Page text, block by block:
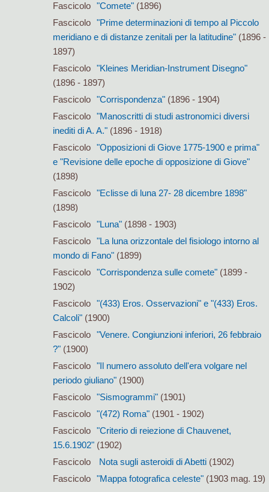
Fascicolo
"Comete"(1896)
Fascicolo
"Prime determinazioni di tempo al Piccolo
meridiano e di distanze zenitali per la latitudine"(1896 -
1897)
Fascicolo
"Kleines Meridian-Instrument Disegno"
(1896 - 1897)
Fascicolo
"Corrispondenza"(1896 - 1904)
Fascicolo
"Manoscritti di studi astronomici diversi
inediti di A. A."(1896 - 1918)
Fascicolo
"Opposizioni di Giove 1775-1900 e prima"
e "Revisione delle epoche di opposizione di Giove"
(1898)
Fascicolo
"Eclisse di luna 27- 28 dicembre 1898"
(1898)
Fascicolo
"Luna"(1898 - 1903)
Fascicolo
"La luna orizzontale del fisiologo intorno al
mondo di Fano"(1899)
Fascicolo
"Corrispondenza sulle comete"(1899 -
1902)
Fascicolo
"(433) Eros. Osservazioni" e "(433) Eros.
Calcoli"(1900)
Fascicolo
"Venere. Congiunzioni inferiori, 26 febbraio
?"(1900)
Fascicolo
"Il numero assoluto dell'era volgare nel
periodo giuliano"(1900)
Fascicolo
"Sismogrammi"(1901)
Fascicolo
"(472) Roma"(1901 - 1902)
Fascicolo
"Criterio di reiezione di Chauvenet,
15.6.1902"(1902)
Fascicolo
Nota sugli asteroidi di Abetti(1902)
Fascicolo
"Mappa fotografica celeste"(1903 mag. 19)